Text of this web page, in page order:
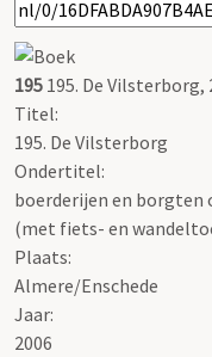
195 195. De Vilsterborg,
Titel:
195. De Vilsterborg
Ondertitel:
boerderijen en borgten
(met fiets- en
Plaats:
Almere/Enschede
Jaar:
2006